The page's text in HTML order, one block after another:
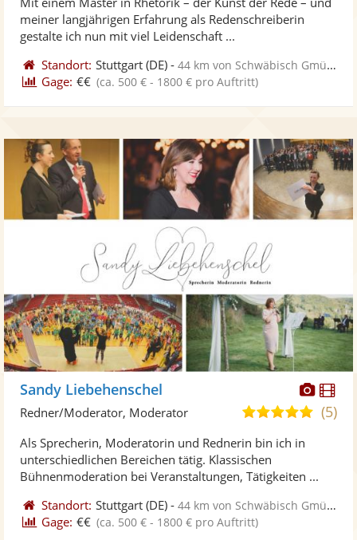
5
meiner langjährigen Erfahrung als Redenschreiberin
gestalte ich nun mit viel Leidenschaft ...
Standort: Stuttgart (DE) -44 km von Schwäbisch Gmünd
Gage: €€ (ca. 500 € - 1800 € pro Auftritt)
Sandy Liebehenschel
5,0(5)
Redner/Moderator, Moderator
Als Sprecherin, Moderatorin und Rednerin bin ich in
unterschiedlichen Bereichen tätig. Klassischen
Bühnenmoderation bei Veranstaltungen, Tätigkeiten ...
Standort: Stuttgart (DE) -44 km von Schwäbisch Gmünd
Gage: €€ (ca. 500 € - 1800 € pro Auftritt)